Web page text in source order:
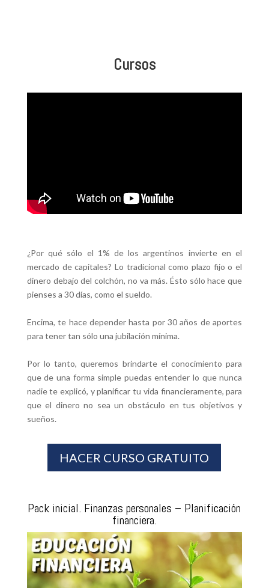
Cursos
¿Por qué sólo el 1% de los argentinos invierte en el
mercado de capitales? Lo tradicional como plazo fijo o el
dinero debajo del colchón, no va más. Ésto sólo hace que
pienses a 30 días, como el sueldo.
Encima, te hace depender hasta por 30 años de aportes
para tener tan sólo una jubilación mínima.
Por lo tanto, queremos brindarte el conocimiento para
que de una forma simple puedas entender lo que nunca
nadie te explicó, y planificar tu vida financieramente, para
que el dinero no sea un obstáculo en tus objetivos y
sueños.
HACER CURSO GRATUITO
Pack inicial. Finanzas personales – Planificación
financiera.